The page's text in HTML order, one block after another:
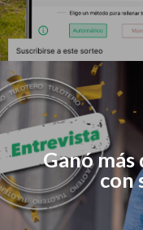
Ganó
con